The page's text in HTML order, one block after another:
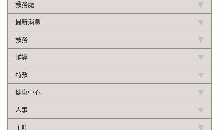
教務處
最新消息
教務
輔導
特教
健康中心
人事
主計